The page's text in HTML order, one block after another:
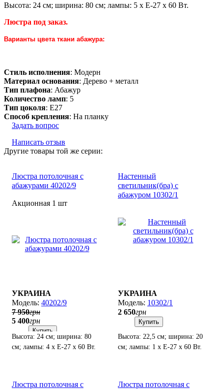
Высота: 24 см; ширина: 80 см; лампы: 5 х Е-27 х 60 Вт.
Люстра под заказ.
Варианты цвета ткани абажура:
Стиль исполнения: Модерн
Материал основания: Дерево + металл
Тип плафона: Абажур
Количество ламп: 5
Тип цоколя: E27
Способ крепления: На планку
Задать вопрос
Написать отзыв
Другие товары той же серии:
Люстра потолочная с
абажурами 40202/9
Акционная 1 шт
УКРАИНА
40202/9
7 950грн
5 400грн
Купить
Высота: 24 см; ширина: 80
см; лампы: 4 х Е-27 х 60 Вт.
Настенный
светильник(бра) с
абажуром 10302/1
УКРАИНА
10302/1
2 650грн
Купить
Высота: 22,5 см; ширина: 20
см; лампы: 1 х Е-27 х 60 Вт.
Люстра потолочная с Люстра потолочная с